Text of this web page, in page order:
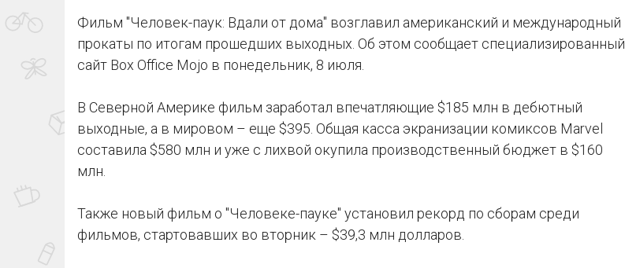
Фильм "Человек-паук: Вдали от дома" возглавил американский и международный
прокаты по итогам прошедших выходных. Об этом сообщает специализированный
сайт Box Office Mojo в понедельник, 8 июля.
В Северной Америке фильм заработал впечатляющие $185 млн в дебютный
выходные, а в мировом – еще $395. Общая касса экранизации комиксов Marvel
составила $580 млн и уже с лихвой окупила производственный бюджет в $160
млн.
Также новый фильм о "Человеке-пауке" установил рекорд по сборам среди
фильмов, стартовавших во вторник – $39,3 млн долларов.